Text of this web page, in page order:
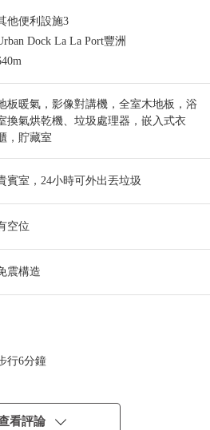
他便利設施3
Dock La La Port豐洲
板暖氣，影像對講機，全室木地板，浴
換氣烘乾機、垃圾處理器，嵌入式衣
，貯藏室
賓室，24小時可外出丟垃圾
空位
震構造
行6分鐘
看評論